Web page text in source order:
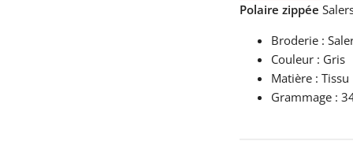
Polaire zippée
Broderie :
Couleur : Gris
Matière :
Grammage :